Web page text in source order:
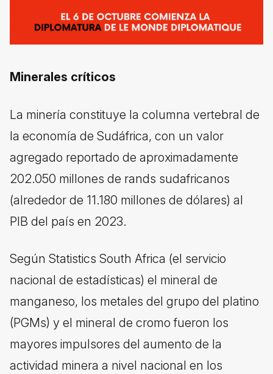
Minerales críticos
La minería constituye la columna vertebral de
la economía de Sudáfrica, con un valor
agregado reportado de aproximadamente
202.050 millones de rands sudafricanos
(alrededor de 11.180 millones de dólares) al
PIB del país en 2023.
Según Statistics South Africa (el servicio
nacional de estadísticas) el mineral de
manganeso, los metales del grupo del platino
(PGMs) y el mineral de cromo fueron los
mayores impulsores del aumento de la
actividad minera a nivel nacional en los